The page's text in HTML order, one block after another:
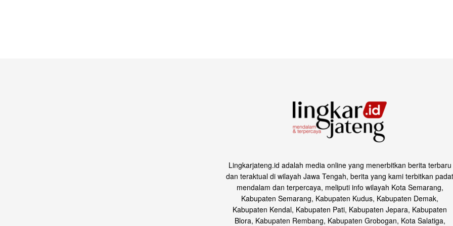
Lingkarjateng.id adalah media online yang menerbitkan berita terbaru
dan teraktual di wilayah Jawa Tengah, berita yang kami terbitkan padat
mendalam dan terpercaya, meliputi info wilayah Kota Semarang,
Kabupaten Semarang, Kabupaten Kudus, Kabupaten Demak,
Kabupaten Kendal, Kabupaten Pati, Kabupaten Jepara, Kabupaten
Blora, Kabupaten Rembang, Kabupaten Grobogan, Kota Salatiga,